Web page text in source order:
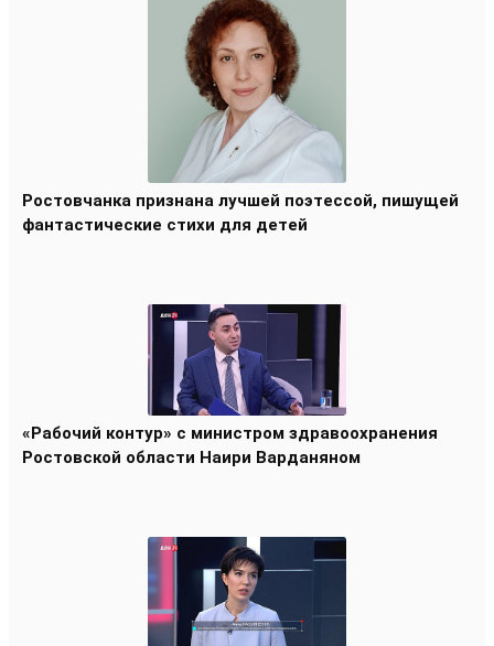
Ростовчанка признана лучшей поэтессой, пишущей
фантастические стихи для детей
«Рабочий контур» с министром здравоохранения
Ростовской области Наири Варданяном